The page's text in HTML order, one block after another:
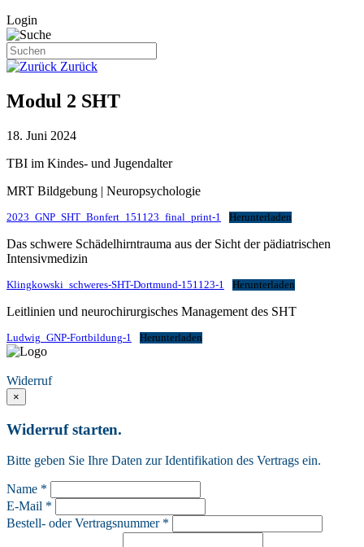
Login
Zurück
Modul 2 SHT
18. Juni 2024
TBI im Kindes- und Jugendalter
MRT Bildgebung | Neuropsychologie
2023_GNP_SHT_Bonfert_151123_final_print-1 Herunterladen
Das schwere Schädelhirntrauma aus der Sicht der pädiatrischen
Intensivmedizin
Klingkowski_schweres-SHT-Dortmund-151123-1 Herunterladen
Leitlinien und neurochirurgisches Management des SHT
Ludwig_GNP-Fortbildung-1 Herunterladen
Widerruf
×
Widerruf starten.
Bitte geben Sie Ihre Daten zur Identifikation des Vertrags ein.
Name *
E-Mail *
Bestell- oder Vertragsnummer *